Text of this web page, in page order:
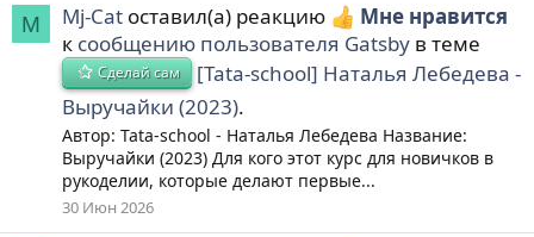
M Mj-Cat оставил(а) реакцию
Мне нравится
к сообщению пользователя Gatsby в теме
Сделай сам
[Tata-school] Наталья Лебедева -
Выручайки (2023).
Автор: Tata-school - Наталья Лебедева Название:
Выручайки (2023) Для кого этот курс для новичков в
рукоделии, которые делают первые...
30 Июн 2026